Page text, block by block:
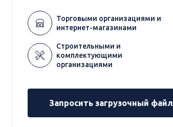
Торговыми организациями и
интернет-магазинами
Строительными и
комплектующими
организациями
Запросить загрузочный файл